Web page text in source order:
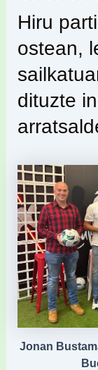
Hiru
ostean,
dituzte
Jonan